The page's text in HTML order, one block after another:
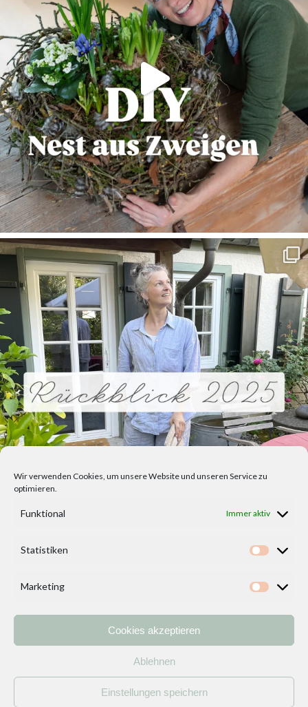
Wir verwenden Cookies, um unsere Website und unseren Service zu
optimieren.
Funktional Immer aktiv
Statistiken
Marketing
Cookies akzeptieren
Ablehnen
Einstellungen speichern
Kontakt
Impressum/ Datenschutzerklärung